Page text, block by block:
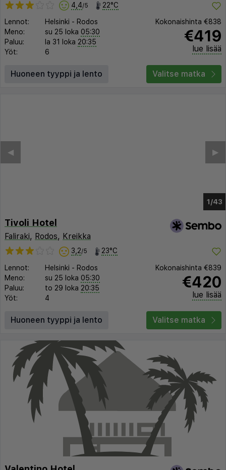
4,4/5 22°C
Lennot: Helsinki - Rodos
Meno:
su 25 loka 05:30
Paluu:
la 31 loka 20:35
Yöt:
6
Kokonaishinta €838
€419
lue lisää
Huoneen tyyppi ja lento Valitse matka
1/35
▶︎
◀︎
Tivoli Hotel
Faliraki, Rodos, Kreikka
3,2/5 23°C
Lennot: Helsinki - Rodos
Meno:
su 25 loka 05:30
Paluu:
to 29 loka 20:35
Yöt:
4
Kokonaishinta €839
€420
lue lisää
Huoneen tyyppi ja lento Valitse matka